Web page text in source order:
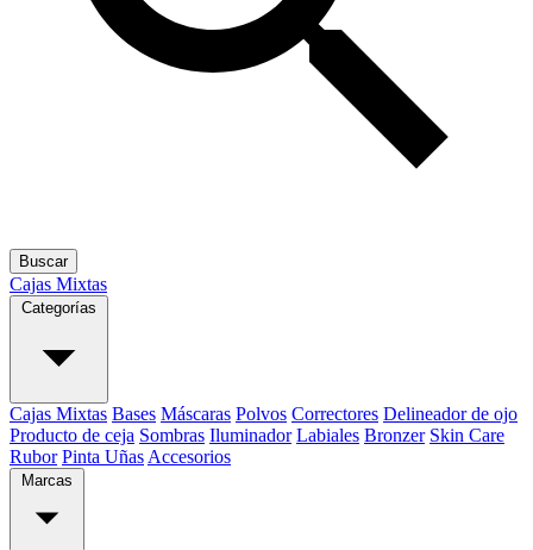
Buscar
Cajas Mixtas
Categorías
Cajas Mixtas Bases Máscaras Polvos Correctores Delineador de ojo
Producto de ceja Sombras Iluminador Labiales Bronzer Skin Care
Rubor Pinta Uñas Accesorios
Marcas